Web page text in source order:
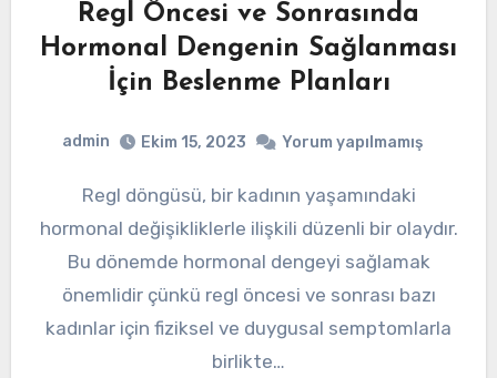
Regl Öncesi ve Sonrasında
Hormonal Dengenin Sağlanması
İçin Beslenme Planları
admin Ekim 15, 2023 Yorum yapılmamış
Regl döngüsü, bir kadının yaşamındaki
hormonal değişikliklerle ilişkili düzenli bir olaydır.
Bu dönemde hormonal dengeyi sağlamak
önemlidir çünkü regl öncesi ve sonrası bazı
kadınlar için fiziksel ve duygusal semptomlarla
birlikte…